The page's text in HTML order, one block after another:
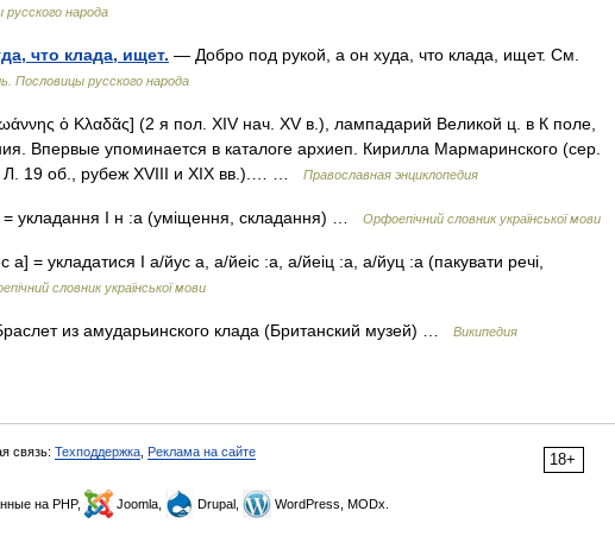
народа
что клада, ищет. — Добро под рукой, а он худа, что клада, ищет. См.
Пословицы русского народа
ὁ Κλαδᾶς] (2 я пол. XIV нач. XV в.), лампадарий Великой ц. в К поле,
Впервые упоминается в каталоге архиеп. Кирилла Мармаринского (сер.
19 об., рубеж XVIII и XIX вв.).… …
Православная энциклопедия
укладання I н :а (уміщення, складання) … Орфоепічний словник української мови
а] = укладатися I а/йус а, а/йеіс :а, а/йеіц :а, а/йуц :а (пакувати речі,
словник української мови
из амударьинского клада (Британский музей) … Википедия
18+
связь: Техподдержка Реклама на сайте
на PHP, Joomla, Drupal, WordPress, MODx.